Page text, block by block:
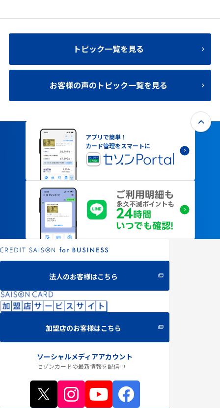
トピック一覧を見る
お客様の声のトピック一覧を見る
アプリで簡単！
カード管理をスマートに
法人のお客様はこちら
加盟店のお客様はこちら
ソーシャルメディアアカウント
セゾンカードの最新情報を配信中